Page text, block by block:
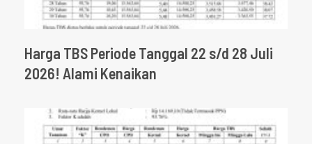
Harga TBS Periode Tanggal 22 s/d 28 Juli
2026! Alami Kenaikan